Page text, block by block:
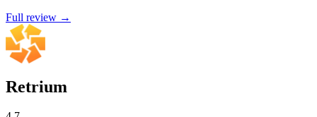
Full review →
Retrium